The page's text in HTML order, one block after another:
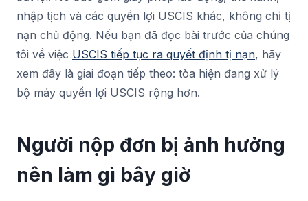
nhập tịch và các quyền lợi USCIS khác, không chỉ tị
nạn chủ động. Nếu bạn đã đọc bài trước của chúng
tôi về việc USCIS tiếp tục ra quyết định tị nạn, hãy
xem đây là giai đoạn tiếp theo: tòa hiện đang xử lý
bộ máy quyền lợi USCIS rộng hơn.
Người nộp đơn bị ảnh hưởng
nên làm gì bây giờ